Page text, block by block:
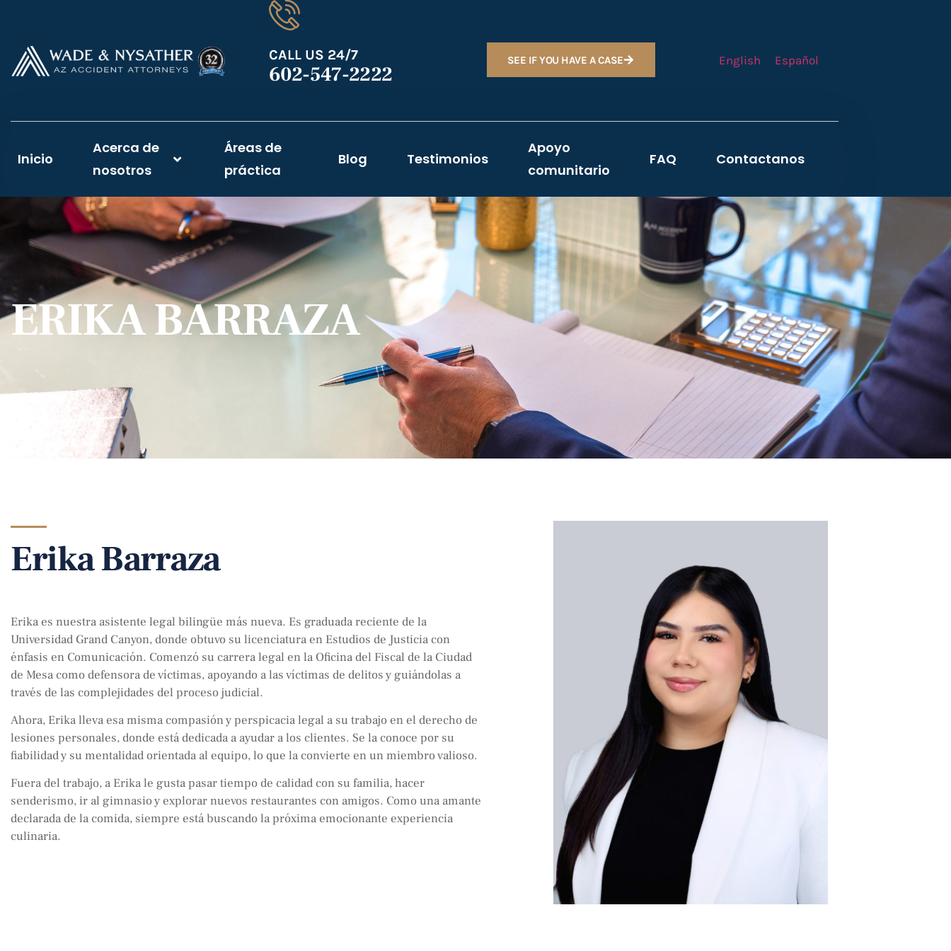
CALL US 24/7
602-547-2222
SEE IF YOU HAVE A CASE English Español
Inicio
Acerca de
nosotros
Áreas de
práctica
Blog Testimonios
Apoyo
comunitario
FAQ Contactanos
ERIKA BARRAZA
Erika Barraza
Erika es nuestra asistente legal bilingüe más nueva. Es graduada reciente de la
Universidad Grand Canyon, donde obtuvo su licenciatura en Estudios de Justicia con
énfasis en Comunicación. Comenzó su carrera legal en la Oficina del Fiscal de la Ciudad
de Mesa como defensora de víctimas, apoyando a las víctimas de delitos y guiándolas a
través de las complejidades del proceso judicial.
Ahora, Erika lleva esa misma compasión y perspicacia legal a su trabajo en el derecho de
lesiones personales, donde está dedicada a ayudar a los clientes. Se la conoce por su
fiabilidad y su mentalidad orientada al equipo, lo que la convierte en un miembro valioso.
Fuera del trabajo, a Erika le gusta pasar tiempo de calidad con su familia, hacer
senderismo, ir al gimnasio y explorar nuevos restaurantes con amigos. Como una amante
declarada de la comida, siempre está buscando la próxima emocionante experiencia
culinaria.